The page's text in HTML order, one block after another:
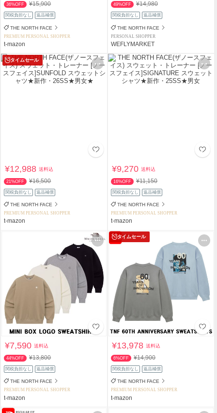
36%OFF ¥15,900
関税負担なし 返品補償
THE NORTH FACE
PREMIUM PERSONAL SHOPPER
t-mazon
49%OFF ¥14,980
関税負担なし 返品補償
THE NORTH FACE
PERSONAL SHOPPER
WEFLYMARKET
タイムセール
¥12,988送料込
21%OFF ¥16,500
関税負担なし 返品補償
THE NORTH FACE
PREMIUM PERSONAL SHOPPER
t-mazon
¥9,270送料込
16%OFF ¥11,150
関税負担なし 返品補償
THE NORTH FACE
PREMIUM PERSONAL SHOPPER
t-mazon
¥7,590送料込
44%OFF ¥13,800
関税負担なし 返品補償
THE NORTH FACE
PREMIUM PERSONAL SHOPPER
t-mazon
タイムセール
¥13,978送料込
6%OFF ¥14,900
関税負担なし 返品補償
THE NORTH FACE
PREMIUM PERSONAL SHOPPER
t-mazon